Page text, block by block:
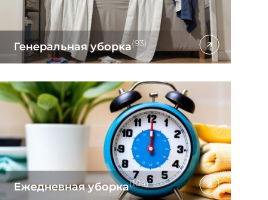
Генеральная уборка(93)
Ежедневная уборка(104)